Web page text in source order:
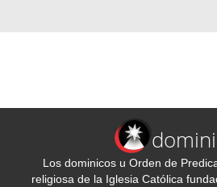
Los dominicos u Orden de
religiosa de la Iglesia Católica